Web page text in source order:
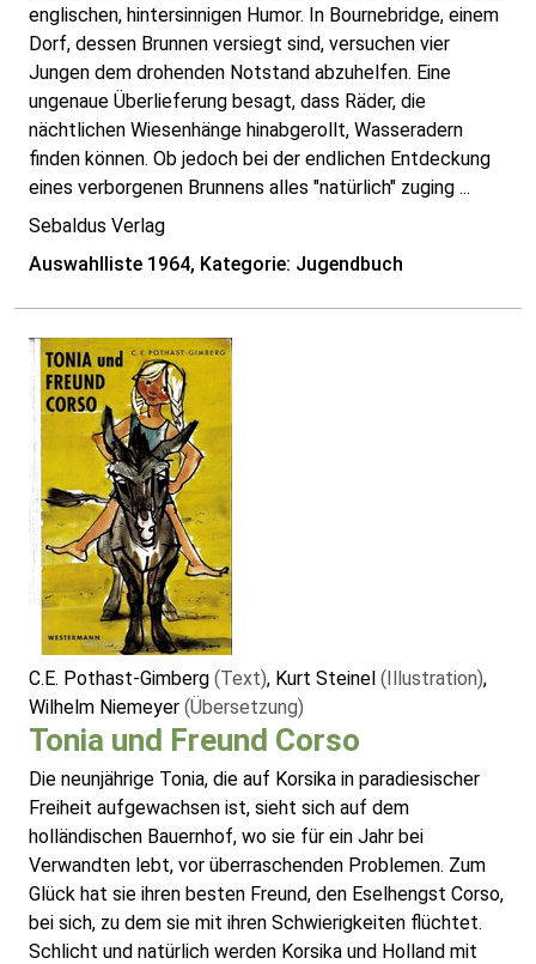
englischen, hintersinnigen Humor. In Bournebridge, einem
Dorf, dessen Brunnen versiegt sind, versuchen vier
Jungen dem drohenden Notstand abzuhelfen. Eine
ungenaue Überlieferung besagt, dass Räder, die
nächtlichen Wiesenhänge hinabgerollt, Wasseradern
finden können. Ob jedoch bei der endlichen Entdeckung
eines verborgenen Brunnens alles "natürlich" zuging ...
Sebaldus Verlag
Auswahlliste 1964, Kategorie: Jugendbuch
C.E. Pothast-Gimberg (Text), Kurt Steinel (Illustration),
Wilhelm Niemeyer (Übersetzung)
Tonia und Freund Corso
Die neunjährige Tonia, die auf Korsika in paradiesischer
Freiheit aufgewachsen ist, sieht sich auf dem
holländischen Bauernhof, wo sie für ein Jahr bei
Verwandten lebt, vor überraschenden Problemen. Zum
Glück hat sie ihren besten Freund, den Eselhengst Corso,
bei sich, zu dem sie mit ihren Schwierigkeiten flüchtet.
Schlicht und natürlich werden Korsika und Holland mit